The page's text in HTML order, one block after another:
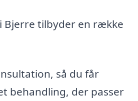
Bjerre tilbyder en række
så du får
behandling, der passer